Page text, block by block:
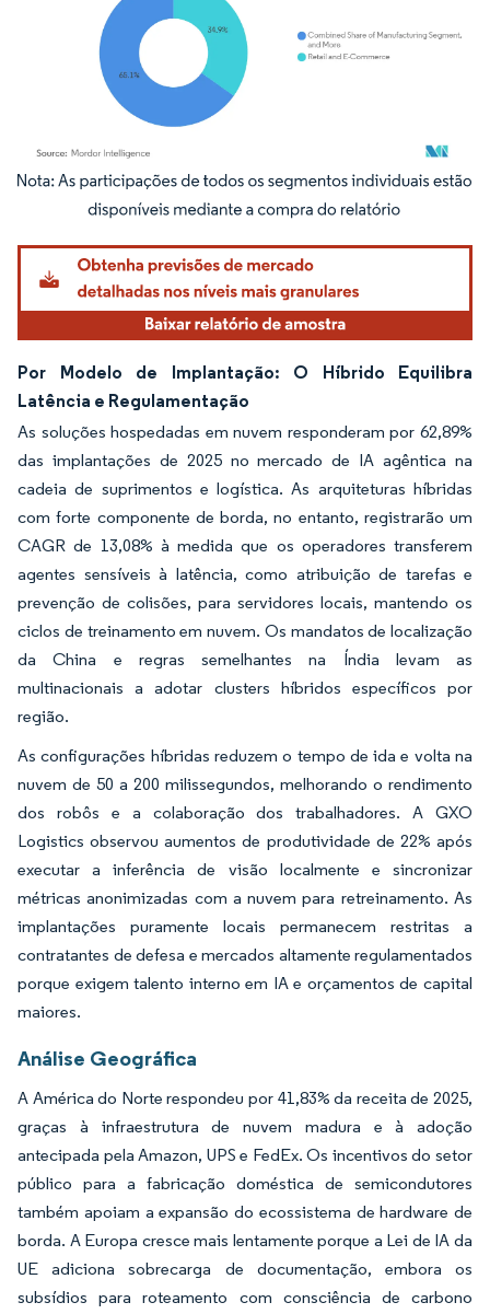
Imagem © Mordor Intelligence. O reuso requer atribuição conforme CC BY 4.0.
Por Modelo de Implantação: O Híbrido Equilibra
Latência e Regulamentação
As soluções hospedadas em nuvem responderam por 62,89%
das implantações de 2025 no mercado de IA agêntica na
cadeia de suprimentos e logística. As arquiteturas híbridas
com forte componente de borda, no entanto, registrarão um
CAGR de 13,08% à medida que os operadores transferem
agentes sensíveis à latência, como atribuição de tarefas e
prevenção de colisões, para servidores locais, mantendo os
ciclos de treinamento em nuvem. Os mandatos de localização
da China e regras semelhantes na Índia levam as
multinacionais a adotar clusters híbridos específicos por
região.
As configurações híbridas reduzem o tempo de ida e volta na
nuvem de 50 a 200 milissegundos, melhorando o rendimento
dos robôs e a colaboração dos trabalhadores. A GXO
Logistics observou aumentos de produtividade de 22% após
executar a inferência de visão localmente e sincronizar
métricas anonimizadas com a nuvem para retreinamento. As
implantações puramente locais permanecem restritas a
contratantes de defesa e mercados altamente regulamentados
porque exigem talento interno em IA e orçamentos de capital
maiores.
Análise Geográfica
A América do Norte respondeu por 41,83% da receita de 2025,
graças à infraestrutura de nuvem madura e à adoção
antecipada pela Amazon, UPS e FedEx. Os incentivos do setor
público para a fabricação doméstica de semicondutores
também apoiam a expansão do ecossistema de hardware de
borda. A Europa cresce mais lentamente porque a Lei de IA da
UE adiciona sobrecarga de documentação, embora os
subsídios para roteamento com consciência de carbono